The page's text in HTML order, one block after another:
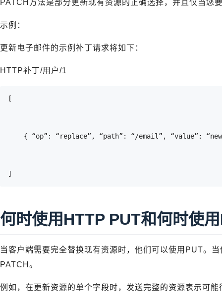
PATCH方法是部分更新现有资源的正确选择，并且仅当您
示例：
更新电子邮件的示例补丁请求将如下：
HTTP补丁/用户/1
[
{ “op”: “replace”, “path”: “/email”, “value”:
]
何时使用HTTP PUT和何时使
当客户端需要完全替换现有资源时，他们可以使用PUT。
PATCH。
例如，在更新资源的单个字段时，发送完整的资源表示可